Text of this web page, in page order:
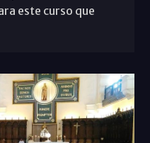
este curso que